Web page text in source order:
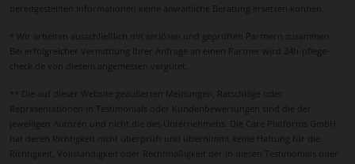
bereitgestellten Informationen keine anwaltliche Beratung ersetzen können.
* Wir arbeiten ausschließlich mit seriösen und geprüften Partnern zusammen.
Bei erfolgreicher Vermittlung Ihrer Anfrage an einen Partner wird 24h-pflege-
check.de von diesem angemessen vergütet.
** Die auf dieser Website geäußerten Meinungen, Ratschläge oder
Repräsentationen in Testimonials oder Kundenbewertungen sind die der
jeweiligen Autoren und nicht die des Unternehmens. Die Care Platforms GmbH
hat deren Richtigkeit nicht überprüft und übernimmt keine Haftung für die
Richtigkeit, Vollständigkeit oder Rechtmäßigkeit der in diesen Testimonials oder